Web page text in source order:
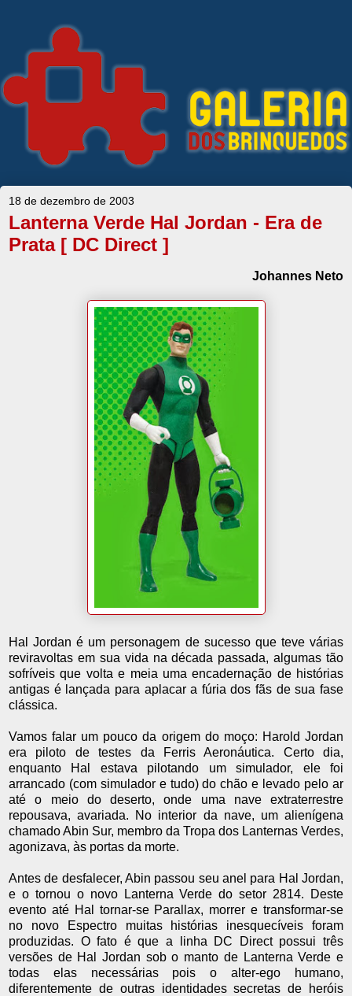
18 de dezembro de 2003
Lanterna Verde Hal Jordan - Era de
Prata [ DC Direct ]
Johannes Neto
Hal Jordan é um personagem de sucesso que teve várias
reviravoltas em sua vida na década passada, algumas tão
sofríveis que volta e meia uma encadernação de histórias
antigas é lançada para aplacar a fúria dos fãs de sua fase
clássica.
Vamos falar um pouco da origem do moço: Harold Jordan
era piloto de testes da Ferris Aeronáutica. Certo dia,
enquanto Hal estava pilotando um simulador, ele foi
arrancado (com simulador e tudo) do chão e levado pelo ar
até o meio do deserto, onde uma nave extraterrestre
repousava, avariada. No interior da nave, um alienígena
chamado Abin Sur, membro da Tropa dos Lanternas Verdes,
agonizava, às portas da morte.
Antes de desfalecer, Abin passou seu anel para Hal Jordan,
e o tornou o novo Lanterna Verde do setor 2814. Deste
evento até Hal tornar-se Parallax, morrer e transformar-se
no novo Espectro muitas histórias inesquecíveis foram
produzidas. O fato é que a linha DC Direct possui três
versões de Hal Jordan sob o manto de Lanterna Verde e
todas elas necessárias pois o alter-ego humano,
diferentemente de outras identidades secretas de heróis